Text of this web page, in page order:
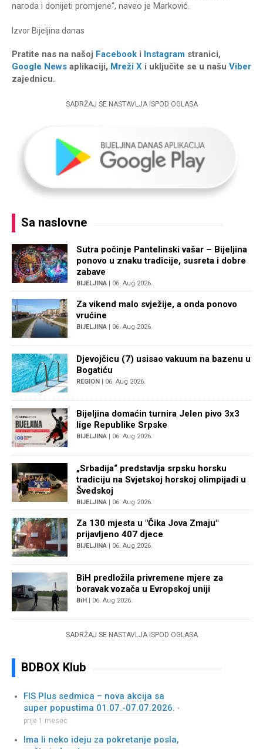
naroda i donijeti promjene“, naveo je Marković.
Izvor Bijeljina danas
Pratite nas na našoj Facebook i Instagram stranici,
Google News aplikaciji, Mreži X i uključite se u našu Viber
zajednicu.
SADRŽAJ SE NASTAVLJA ISPOD OGLASA
Sa naslovne
Sutra počinje Pantelinski vašar – Bijeljina
ponovo u znaku tradicije, susreta i dobre
zabave
BIJELJINA | 06. Aug 2026.
Za vikend malo svježije, a onda ponovo
vrućine
BIJELJINA | 06. Aug 2026.
Djevojčicu (7) usisao vakuum na bazenu u
Bogatiću
REGION | 06. Aug 2026.
Bijeljina domaćin turnira Jelen pivo 3x3
lige Republike Srpske
BIJELJINA | 06. Aug 2026.
„Srbadija“ predstavlja srpsku horsku
tradiciju na Svjetskoj horskoj olimpijadi u
Švedskoj
BIJELJINA | 06. Aug 2026.
Za 130 mjesta u "Čika Jova Zmaju"
prijavljeno 407 djece
BIJELJINA | 06. Aug 2026.
BiH predložila privremene mjere za
boravak vozača u Evropskoj uniji
BiH | 06. Aug 2026.
SADRŽAJ SE NASTAVLJA ISPOD OGLASA
BDBOX Klub
FIS Plus sedmica – nova akcija sa
super popustima 01.07.-07.07.2026. •
prije 1 mesec
Ima li neko ideju za pokretanje posla,